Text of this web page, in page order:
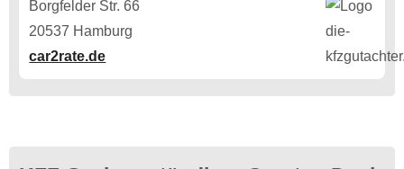
Borgfelder Str. 66
20537 Hamburg
car2rate.de